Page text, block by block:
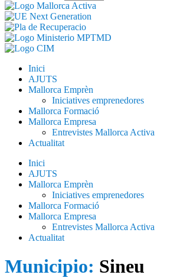
Inici
AJUTS
Mallorca Emprèn
Iniciatives emprenedores
Mallorca Formació
Mallorca Empresa
Entrevistes Mallorca Activa
Actualitat
Inici
AJUTS
Mallorca Emprèn
Iniciatives emprenedores
Mallorca Formació
Mallorca Empresa
Entrevistes Mallorca Activa
Actualitat
Municipio: Sineu